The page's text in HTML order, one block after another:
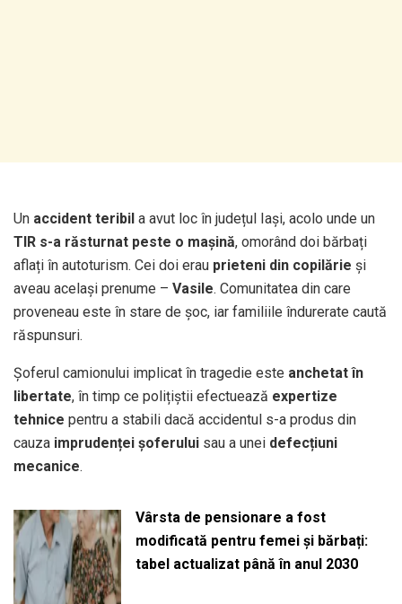
Un accident teribil a avut loc în județul Iași, acolo unde un
TIR s-a răsturnat peste o mașină, omorând doi bărbați
aflați în autoturism. Cei doi erau prieteni din copilărie și
aveau același prenume – Vasile. Comunitatea din care
proveneau este în stare de șoc, iar familiile îndurerate caută
răspunsuri.
Șoferul camionului implicat în tragedie este anchetat în
libertate, în timp ce polițiștii efectuează expertize
tehnice pentru a stabili dacă accidentul s-a produs din
cauza imprudenței șoferului sau a unei defecțiuni
mecanice.
Vârsta de pensionare a fost
modificată pentru femei și bărbați:
tabel actualizat până în anul 2030